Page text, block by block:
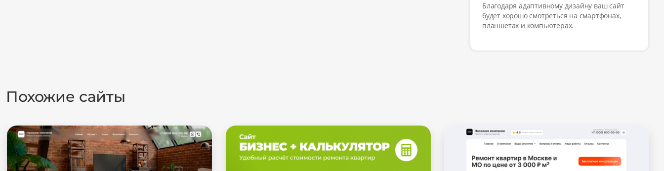
Благодаря адаптивному дизайну ваш сайт
будет хорошо смотреться на смартфонах,
планшетах и компьютерах.
Похожие сайты